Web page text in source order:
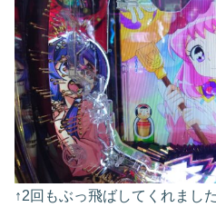
↑2回もぶっ飛ばしてくれまし